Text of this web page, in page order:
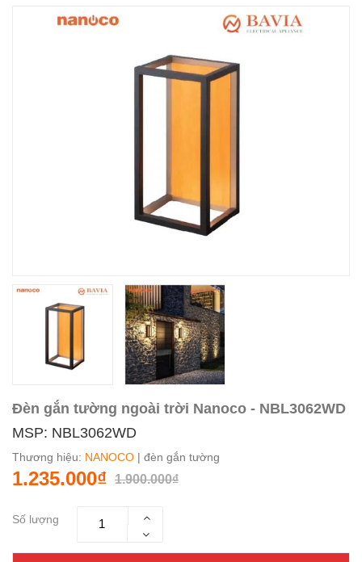
Đèn gắn tường ngoài trời Nanoco - NBL3062WD
MSP: NBL3062WD
Thương hiệu: NANOCO | đèn gắn tường
1.235.000₫ 1.900.000₫
Số lượng